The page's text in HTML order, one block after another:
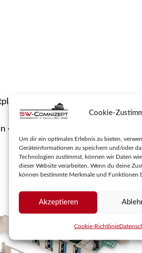
Cookie-
Um dir ein optimales Erlebnis zu bieten,
Geräteinformationen zu speichern und/oder
Technologien zustimmst, können wir Daten
dieser Website verarbeiten. Wenn du deine
können bestimmte Merkmale und Funktionen
Akzeptieren
Cookie-Richtlinie
0,3m
an SATA Standard Netzteile.
4pol. Stecker (Kabel-Seite)